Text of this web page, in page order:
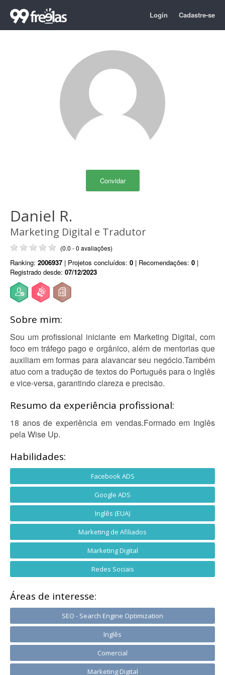
Login Cadastre-se
Convidar
Daniel R.
Marketing Digital e Tradutor
(0.0 - 0 avaliações)
Ranking: 2006937 | Projetos concluídos: 0 | Recomendações: 0 |
Registrado desde: 07/12/2023
Sobre mim:
Sou um profissional iniciante em Marketing Digital, com
foco em tráfego pago e orgânico, além de mentorias que
auxiliam em formas para alavancar seu negócio.Também
atuo com a tradução de textos do Português para o Inglês
e vice-versa, garantindo clareza e precisão.
Resumo da experiência profissional:
18 anos de experiência em vendas.Formado em Inglês
pela Wise Up.
Habilidades:
Facebook ADS
Google ADS
Inglês (EUA)
Marketing de Afiliados
Marketing Digital
Redes Sociais
Áreas de interesse:
SEO - Search Engine Optimization
Inglês
Comercial
Marketing Digital